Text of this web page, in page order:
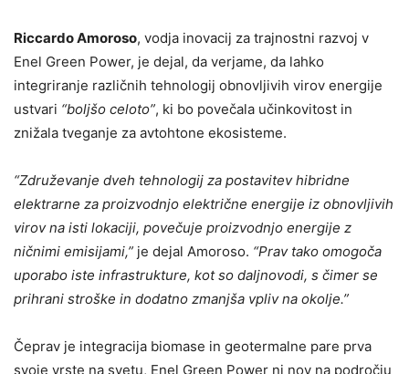
Riccardo Amoroso, vodja inovacij za trajnostni razvoj v
Enel Green Power, je dejal, da verjame, da lahko
integriranje različnih tehnologij obnovljivih virov energije
ustvari “boljšo celoto”, ki bo povečala učinkovitost in
znižala tveganje za avtohtone ekosisteme.
“Združevanje dveh tehnologij za postavitev hibridne
elektrarne za proizvodnjo električne energije iz obnovljivih
virov na isti lokaciji, povečuje proizvodnjo energije z
ničnimi emisijami,” je dejal Amoroso. “Prav tako omogoča
uporabo iste infrastrukture, kot so daljnovodi, s čimer se
prihrani stroške in dodatno zmanjša vpliv na okolje.”
Čeprav je integracija biomase in geotermalne pare prva
svoje vrste na svetu, Enel Green Power ni nov na področju